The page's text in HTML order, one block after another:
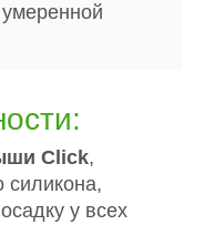
Click,
силикона,
у всех